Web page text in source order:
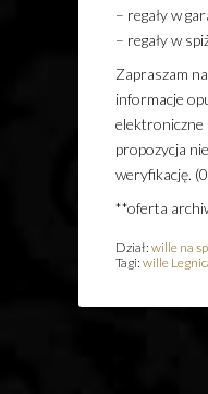
– regały w
– regały w
Zapraszam
informacje
elektroniczne
propozycja
weryfikację.
**oferta
Dział: wille na
Tagi: wille